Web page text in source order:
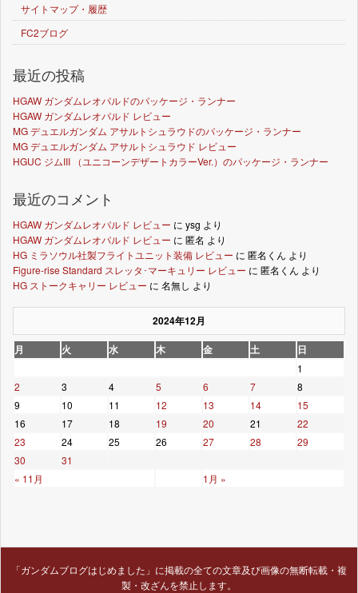
サイトマップ・履歴
FC2ブログ
最近の投稿
HGAW ガンダムレオパルドのパッケージ・ランナー
HGAW ガンダムレオパルド レビュー
MG デュエルガンダム アサルトシュラウドのパッケージ・ランナー
MG デュエルガンダム アサルトシュラウド レビュー
HGUC ジムIII （ユニコーンデザートカラーVer.）のパッケージ・ランナー
最近のコメント
HGAW ガンダムレオパルド レビュー に ysg より
HGAW ガンダムレオパルド レビュー に 匿名 より
HG ミラソウル社製フライトユニット装備 レビュー に 匿名くん より
Figure-rise Standard スレッタ･マーキュリー レビュー に 匿名くん より
HG ストークキャリー レビュー に 名無し より
2024年12月
月
火 水 木 金 土 日
« 11月 1月 »
1
2
3 4 5 6 7
8
9
10 11 12 13 14
15
16
17 18 19 20 21
22
23
24 25 26 27 28
29
30
31
「ガンダムブログはじめました」に掲載の全ての文章及び画像の無断転載・複
製・改ざんを禁止します。